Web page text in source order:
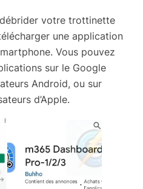
votre trottinette
une application
Vous pouvez
sur le Google
Android, ou sur
d’Apple.